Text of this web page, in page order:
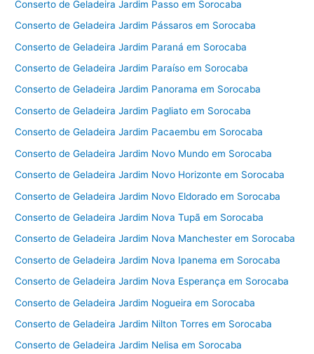
Conserto de Geladeira Jardim Passo em Sorocaba
Conserto de Geladeira Jardim Pássaros em Sorocaba
Conserto de Geladeira Jardim Paraná em Sorocaba
Conserto de Geladeira Jardim Paraíso em Sorocaba
Conserto de Geladeira Jardim Panorama em Sorocaba
Conserto de Geladeira Jardim Pagliato em Sorocaba
Conserto de Geladeira Jardim Pacaembu em Sorocaba
Conserto de Geladeira Jardim Novo Mundo em Sorocaba
Conserto de Geladeira Jardim Novo Horizonte em Sorocaba
Conserto de Geladeira Jardim Novo Eldorado em Sorocaba
Conserto de Geladeira Jardim Nova Tupã em Sorocaba
Conserto de Geladeira Jardim Nova Manchester em Sorocaba
Conserto de Geladeira Jardim Nova Ipanema em Sorocaba
Conserto de Geladeira Jardim Nova Esperança em Sorocaba
Conserto de Geladeira Jardim Nogueira em Sorocaba
Conserto de Geladeira Jardim Nilton Torres em Sorocaba
Conserto de Geladeira Jardim Nelisa em Sorocaba